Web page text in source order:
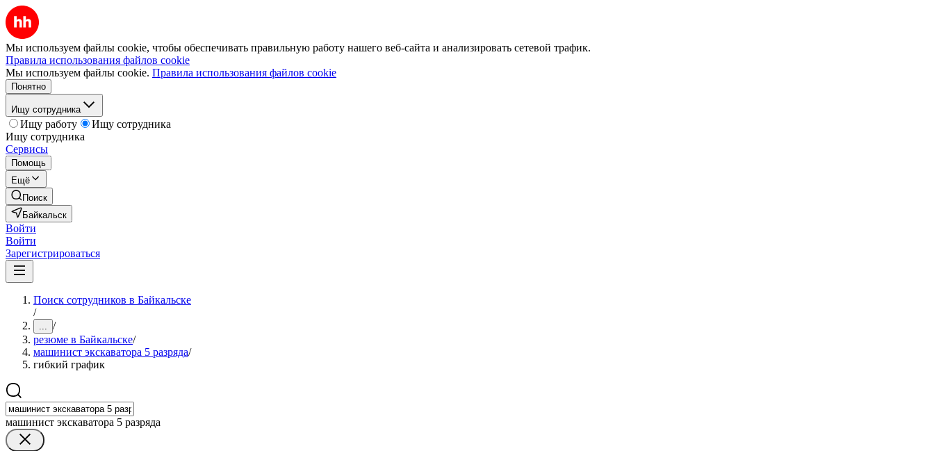
Мы используем файлы cookie, чтобы обеспечивать правильную работу нашего веб-сайта и анализировать сетевой трафик.
Правила использования файлов cookie
Мы используем файлы cookie. Правила использования файлов cookie
Понятно
Ищу сотрудника
Ищу работу
Ищу сотрудника
Ищу сотрудника
Сервисы
Помощь
Ещё
Поиск
Байкальск
Войти
Войти
Зарегистрироваться
Поиск сотрудников в Байкальске
/
... /
резюме в Байкальске/
машинист экскаватора 5 разряда/
гибкий график
машинист экскаватора 5 разряда